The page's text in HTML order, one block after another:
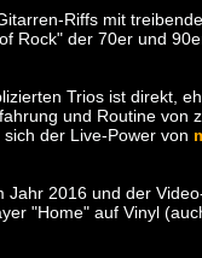
Riffs mit
Rock" der 70er und
Trios ist direkt,
und Routine von
der Live-Power von
Jahr 2016 und der
"Home" auf Vinyl